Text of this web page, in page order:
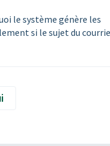
le système génère les
si le sujet du